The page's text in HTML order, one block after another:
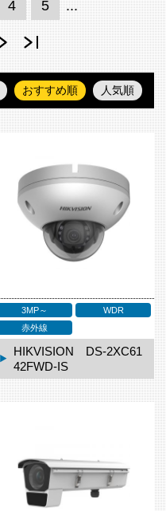
4 5 ...
おすすめ順 人気順
3MP～
WDR
赤外線
HIKVISION DS-2XC61
42FWD-IS